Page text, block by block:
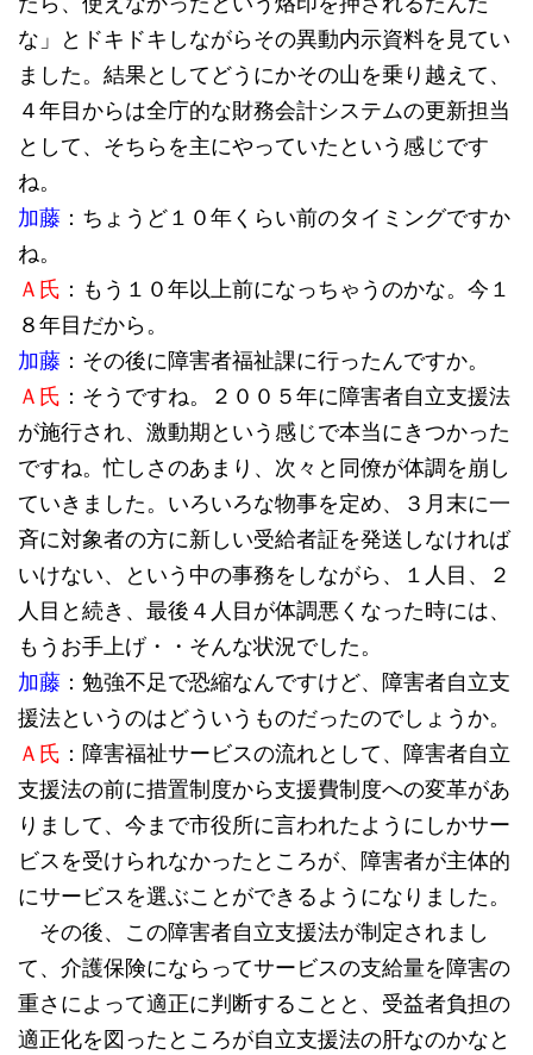
な」とドキドキしながらその異動内示資料を見てい
ました。結果としてどうにかその山を乗り越えて、
４年目からは全庁的な財務会計システムの更新担当
として、そちらを主にやっていたという感じです
ね。
加藤 ：ちょうど１０年くらい前のタイミングですか
ね。
Ａ氏 ：もう１０年以上前になっちゃうのかな。今１
８年目だから。
加藤 ：その後に障害者福祉課に行ったんですか。
Ａ氏 ：そうですね。２００５年に障害者自立支援法
が施行され、激動期という感じで本当にきつかった
ですね。忙しさのあまり、次々と同僚が体調を崩し
ていきました。いろいろな物事を定め、３月末に一
斉に対象者の方に新しい受給者証を発送しなければ
いけない、という中の事務をしながら、１人目、２
人目と続き、最後４人目が体調悪くなった時には、
もうお手上げ・・そんな状況でした。
加藤 ：勉強不足で恐縮なんですけど、障害者自立支
援法というのはどういうものだったのでしょうか。
Ａ氏 ：障害福祉サービスの流れとして、障害者自立
支援法の前に措置制度から支援費制度への変革があ
りまして、今まで市役所に言われたようにしかサー
ビスを受けられなかったところが、障害者が主体的
にサービスを選ぶことができるようになりました。
その後、この障害者自立支援法が制定されまし
て、介護保険にならってサービスの支給量を障害の
重さによって適正に判断することと、受益者負担の
適正化を図ったところが自立支援法の肝なのかなと